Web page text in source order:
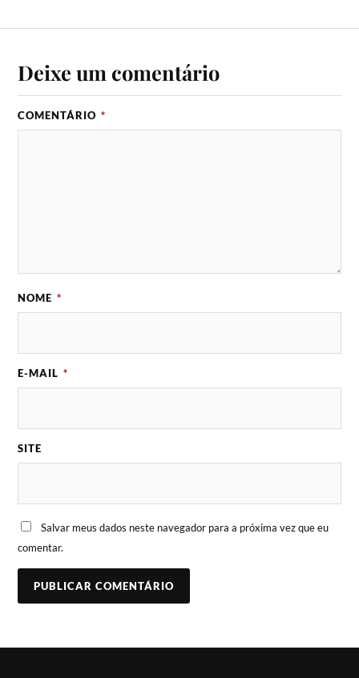
Deixe um comentário
COMENTÁRIO *
NOME *
E-MAIL *
SITE
Salvar meus dados neste navegador para a próxima vez que eu
comentar.